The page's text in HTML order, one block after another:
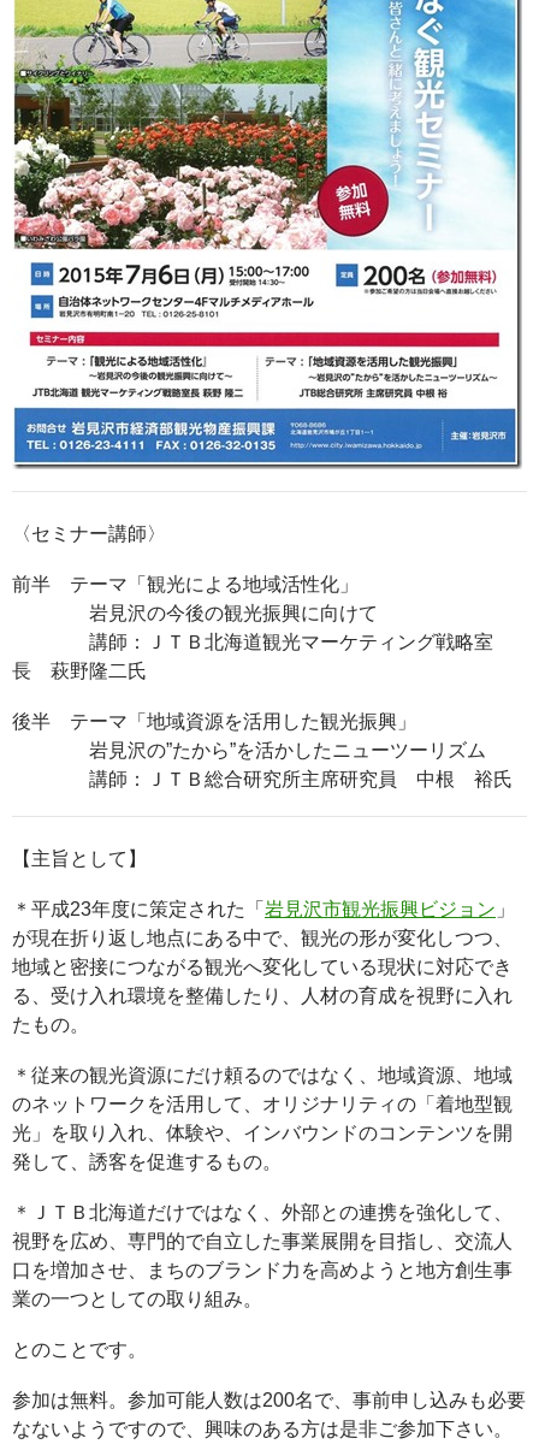
〈セミナー講師〉
前半 テーマ「観光による地域活性化」
岩見沢の今後の観光振興に向けて
講師：ＪＴＢ北海道観光マーケティング戦略室
長 萩野隆二氏
後半 テーマ「地域資源を活用した観光振興」
岩見沢の”たから”を活かしたニューツーリズム
講師：ＪＴＢ総合研究所主席研究員 中根 裕氏
【主旨として】
＊平成23年度に策定された「 岩見沢市観光振興ビジョン 」
が現在折り返し地点にある中で、観光の形が変化しつつ、
地域と密接につながる観光へ変化している現状に対応でき
る、受け入れ環境を整備したり、人材の育成を視野に入れ
たもの。
＊従来の観光資源にだけ頼るのではなく、地域資源、地域
のネットワークを活用して、オリジナリティの「着地型観
光」を取り入れ、体験や、インバウンドのコンテンツを開
発して、誘客を促進するもの。
＊ＪＴＢ北海道だけではなく、外部との連携を強化して、
視野を広め、専門的で自立した事業展開を目指し、交流人
口を増加させ、まちのブランド力を高めようと地方創生事
業の一つとしての取り組み。
とのことです。
参加は無料。参加可能人数は200名で、事前申し込みも必要
なないようですので、興味のある方は是非ご参加下さい。